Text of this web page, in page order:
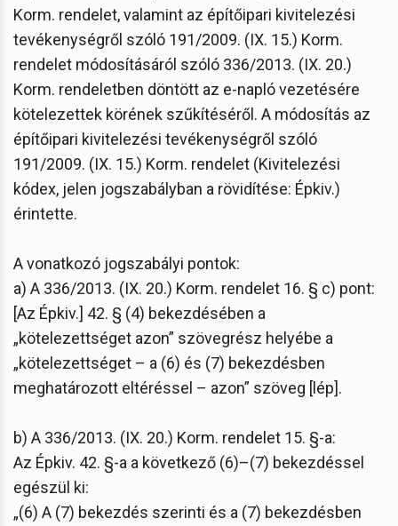
Korm. rendelet, valamint az építőipari kivitelezési
tevékenységről szóló 191/2009. (IX. 15.) Korm.
rendelet módosításáról szóló 336/2013. (IX. 20.)
Korm. rendeletben döntött az e-napló vezetésére
kötelezettek körének szűkítéséről. A módosítás az
építőipari kivitelezési tevékenységről szóló
191/2009. (IX. 15.) Korm. rendelet (Kivitelezési
kódex, jelen jogszabályban a rövidítése: Épkiv.)
érintette.
A vonatkozó jogszabályi pontok:
a) A 336/2013. (IX. 20.) Korm. rendelet 16. § c) pont:
[Az Épkiv.] 42. § (4) bekezdésében a
„kötelezettséget azon” szövegrész helyébe a
„kötelezettséget – a (6) és (7) bekezdésben
meghatározott eltéréssel – azon” szöveg [lép].
b) A 336/2013. (IX. 20.) Korm. rendelet 15. §-a:
Az Épkiv. 42. §-a a következő (6)–(7) bekezdéssel
egészül ki:
„(6) A (7) bekezdés szerinti és a (7) bekezdésben